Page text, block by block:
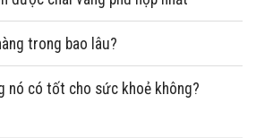
trong bao lâu?
nó có tốt cho sức khoẻ không?